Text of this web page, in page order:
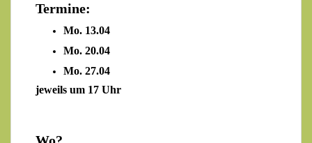
Termine:
Mo. 13.04
Mo. 20.04
Mo. 27.04
jeweils um 17 Uhr